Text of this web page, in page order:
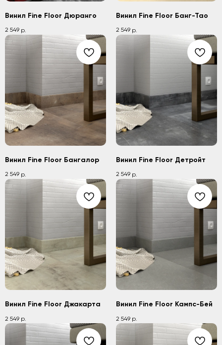
Винил Fine Floor Дюранго
2 549 р.
Винил Fine Floor Банг-Тао
2 549 р.
Винил Fine Floor Бангалор
2 549 р.
Винил Fine Floor Детройт
2 549 р.
Винил Fine Floor Джакарта
2 549 р.
Винил Fine Floor Кампс-Бей
2 549 р.